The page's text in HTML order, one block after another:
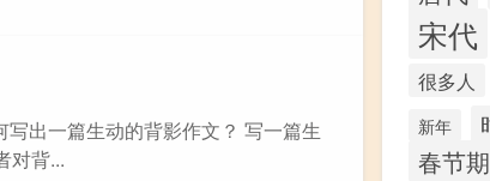
写出一篇生动的背影作文？ 写一篇生
对背...
宋代
很多人
新年
春节